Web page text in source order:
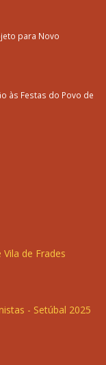
para Novo
às Festas do Povo de
de Frades
- Setúbal 2025